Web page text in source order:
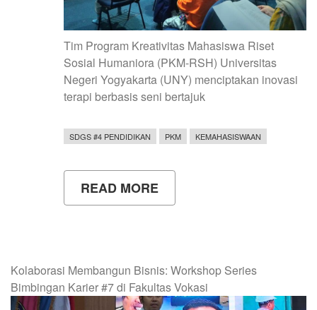
Tim Program Kreativitas Mahasiswa Riset
Sosial Humaniora (PKM-RSH) Universitas
Negeri Yogyakarta (UNY) menciptakan inovasi
terapi berbasis seni bertajuk
SDGS #4 PENDIDIKAN PKM KEMAHASISWAAN
READ MORE
ZINE
MEMBANTU
REGULASI
EMOSI
Kolaborasi Membangun Bisnis: Workshop Series
Bimbingan Karier #7 di Fakultas Vokasi